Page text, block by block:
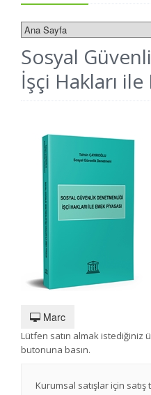
Sosyal
İşçi Hakları ile
Marc
Lütfen satın almak istediğiniz
butonuna basın.
Kurumsal satışlar için